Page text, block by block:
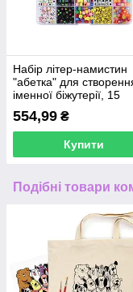
Набір літер-намистин
"абетка" для
іменної біжутерії, 15
осередків
554,99 ₴
Купити
Подібні товари